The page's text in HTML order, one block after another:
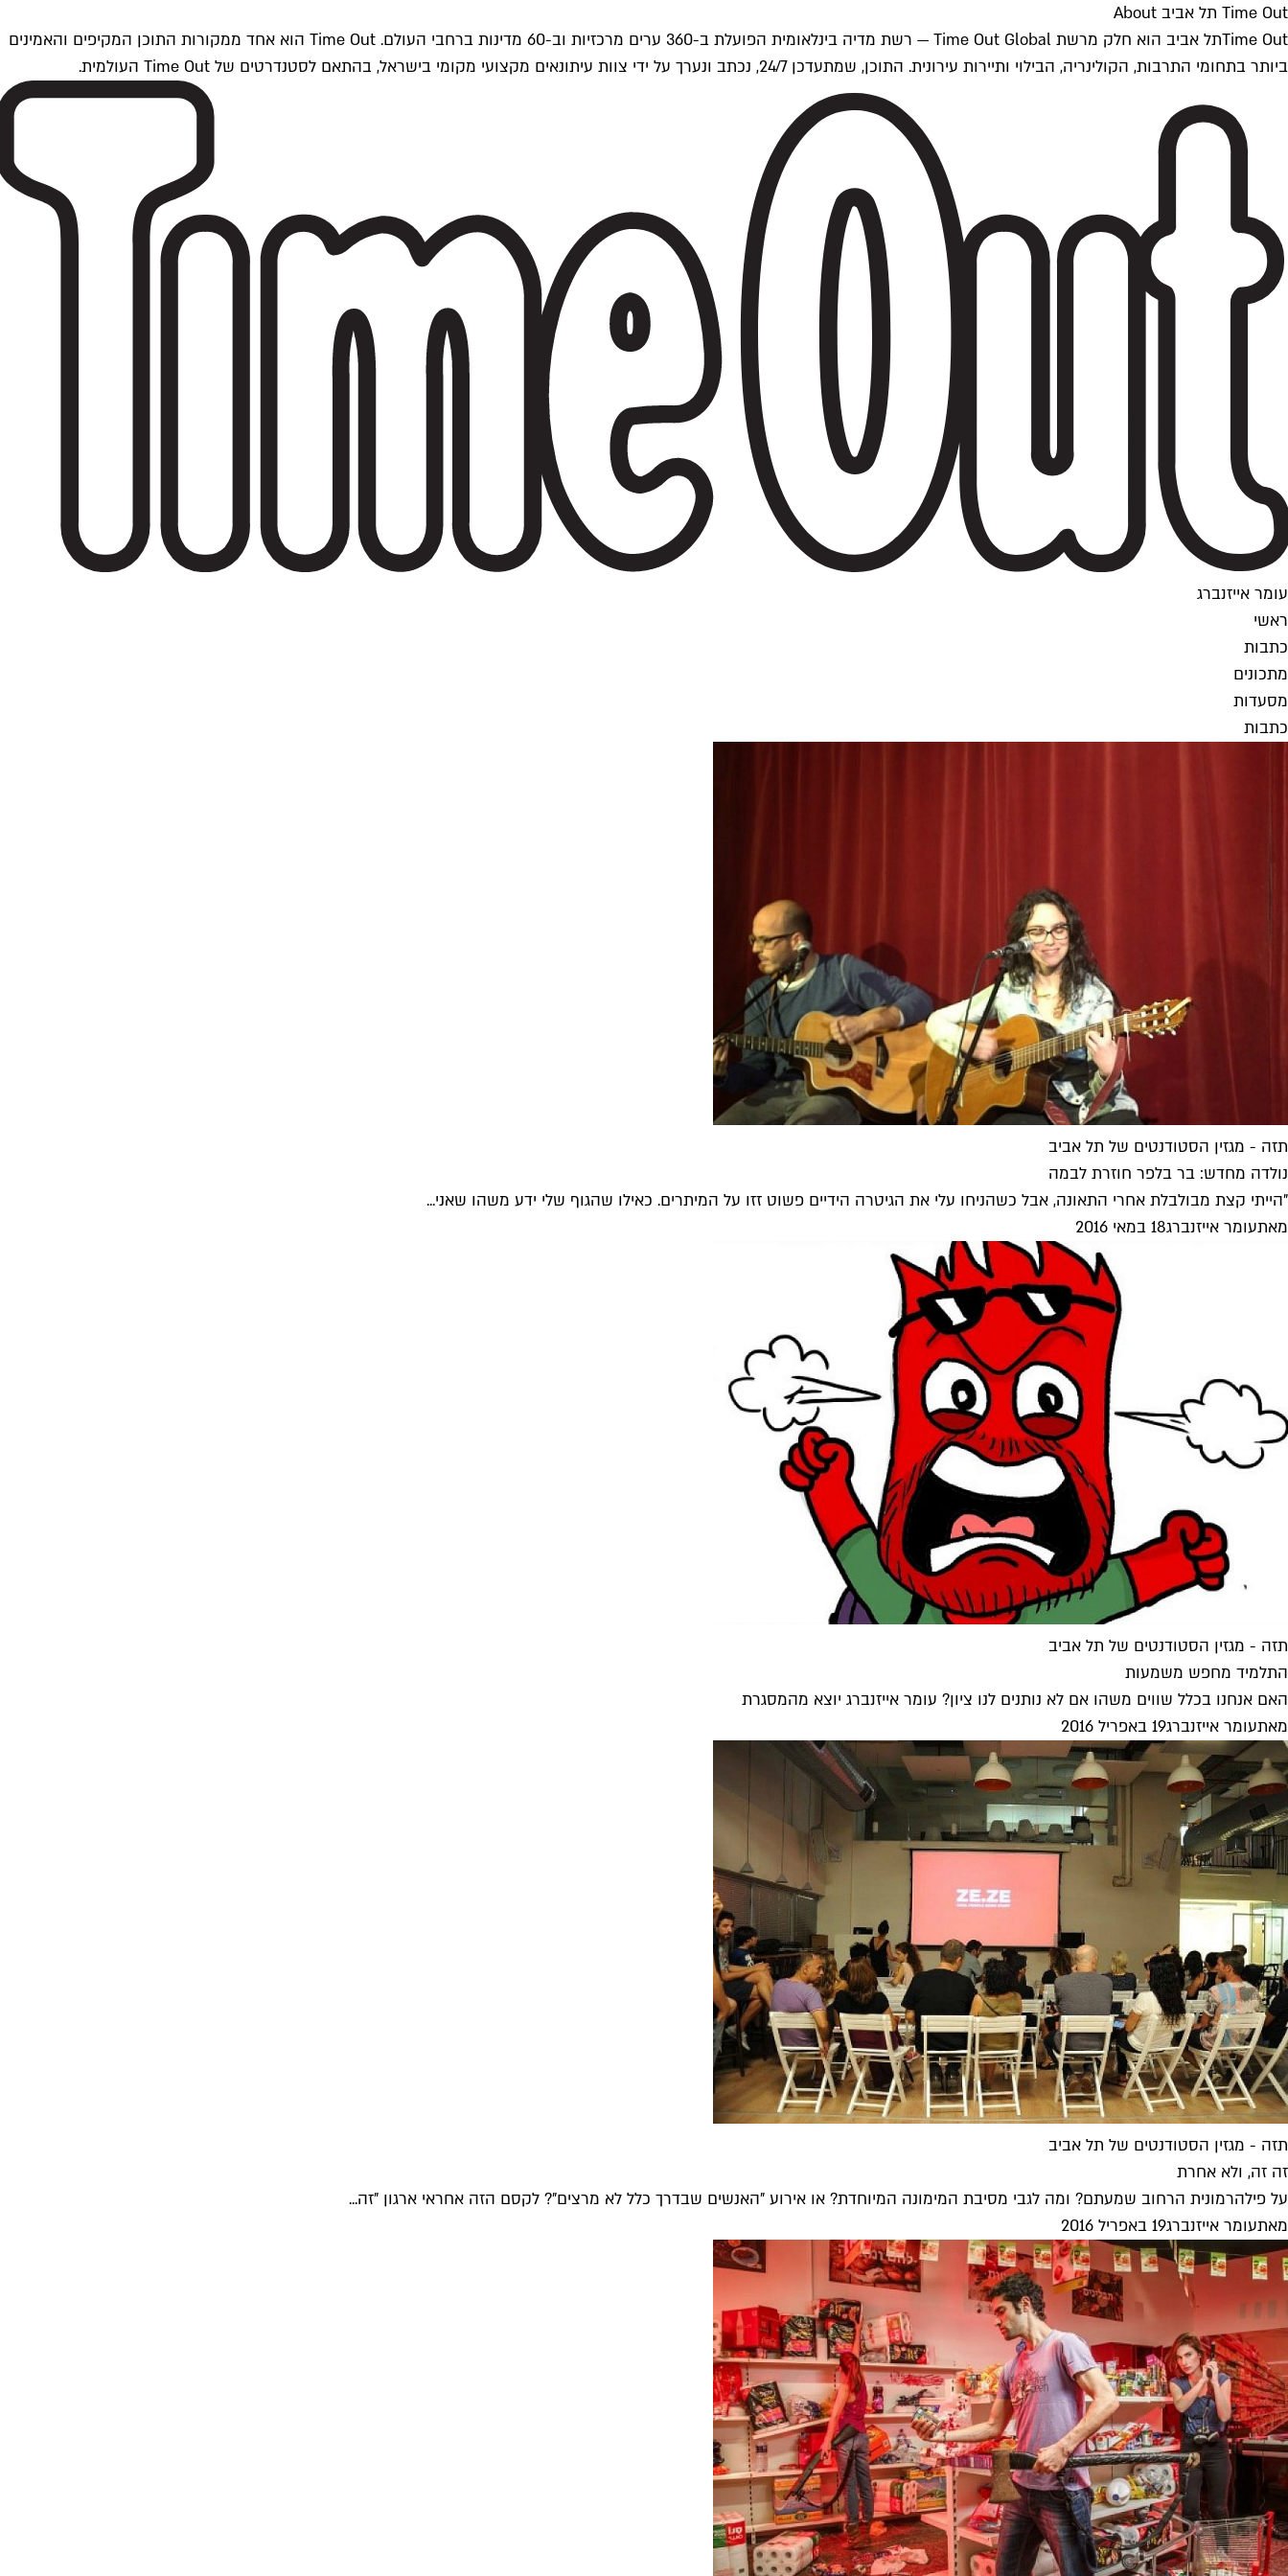
Time Out תל אביב About
Time Outתל אביב הוא חלק מרשת Time Out Global — רשת מדיה בינלאומית הפועלת ב-360 ערים מרכזיות וב-60 מדינות ברחבי העולם. Time Out הוא אחד ממקורות התוכן המקיפים והאמינים
ביותר בתחומי התרבות, הקולינריה, הבילוי ותיירות עירונית. התוכן, שמתעדכן 24/7, נכתב ונערך על ידי צוות עיתונאים מקצועי מקומי בישראל, בהתאם לסטנדרטים של Time Out העולמית.
עומר אייזנברג
ראשי
כתבות
מתכונים
מסעדות
כתבות
תזה - מגזין הסטודנטים של תל אביב
נולדה מחדש: בר בלפר חוזרת לבמה
"הייתי קצת מבולבלת אחרי התאונה, אבל כשהניחו עלי את הגיטרה הידיים פשוט זזו על המיתרים. כאילו שהגוף שלי ידע משהו שאני...
מאתעומר אייזנברג18 במאי 2016
תזה - מגזין הסטודנטים של תל אביב
התלמיד מחפש משמעות
האם אנחנו בכלל שווים משהו אם לא נותנים לנו ציון? עומר אייזנברג יוצא מהמסגרת
מאתעומר אייזנברג19 באפריל 2016
תזה - מגזין הסטודנטים של תל אביב
זה זה, ולא אחרת
על פילהרמונית הרחוב שמעתם? ומה לגבי מסיבת המימונה המיוחדת? או אירוע "האנשים שבדרך כלל לא מרצים"? לקסם הזה אחראי ארגון "זה...
מאתעומר אייזנברג19 באפריל 2016